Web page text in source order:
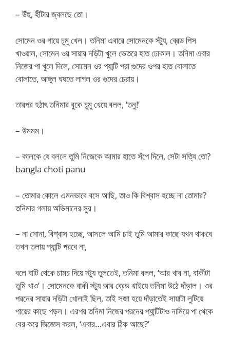
– উঁহু, হীটার জ্বলছে তো।
সোমেন ওর গায়ে চুমু খেল। তনিমা এবারে সোমেনকে স্ট্যু, ব্রেড পিস
খাওয়াল, সোমেন ওর সায়ার দড়িটা খুলে ভেতরে হাত ঢোকাল। তনিমা এবার
নিজের পা খুলে দিলে, সোমেন ওর প্যান্টি পরা গুদের ওপর হাত বোলাতে
বোলাতে, আঙ্গুল ঘষতে লাগল ওর গুদের চেরায়।
তারপর হঠাৎ তনিমার বুকে চুমু খেয়ে বলল, ‘তনু!’
– উমমম।
– কালকে যে বললে তুমি নিজেকে আমার হাতে সঁপে দিলে, সেটা সত্যি তো?
bangla choti panu
– তোমার কোলে এমনভাবে বসে আছি, তাও কি বিশ্বাস হচ্ছে না তোমার?
তনিমার গলায় অভিমানের সুর।
– না সোনা, বিশ্বাস হচ্ছে, আসলে আমি চাই তুমি আমার কাছে যখন থাকবে
তখন তলায় প্যান্টি পরবে না,
বলে বাটি থেকে চামচ দিয়ে স্ট্যু তুলতেই, তনিমা বলল, ‘আর খাব না, বাকীটা
তুমি খাও’। সোমেনকে বাকী স্ট্যু আর ব্রেড খাইয়ে তনিমা উঠে দাঁড়াল। ওর
পরনের সায়ার দড়িটা খোলাই ছিল, তাই সজা হয়ে দাঁড়াতেই সায়াটা লুটিয়ে
পায়ের কাছে পড়ল। এরপর তনিমা নিজের পরনের প্যান্টিটাও নামিয়ে পা থেকে
বের করে জিজ্ঞেস করল, ‘এবার…এবার ঠিক আছে?’